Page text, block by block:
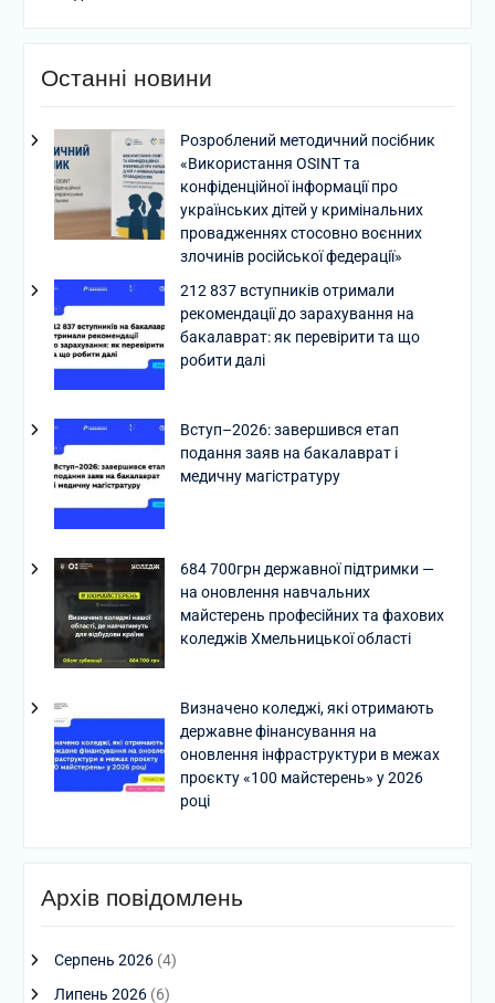
Останні новини
Розроблений методичний посібник
«Використання OSINT та
конфіденційної інформації про
українських дітей у кримінальних
провадженнях стосовно воєнних
злочинів російської федерації»
212 837 вступників отримали
рекомендації до зарахування на
бакалаврат: як перевірити та що
робити далі
Вступ–2026: завершився етап
подання заяв на бакалаврат і
медичну магістратуру
684 700грн державної підтримки —
на оновлення навчальних
майстерень професійних та фахових
коледжів Хмельницької області
Визначено коледжі, які отримають
державне фінансування на
оновлення інфраструктури в межах
проєкту «100 майстерень» у 2026
році
Архів повідомлень
Серпень 2026(4)
Липень 2026(6)